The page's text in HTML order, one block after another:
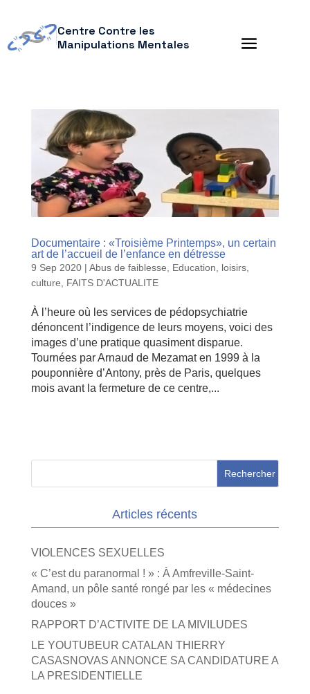
Centre Contre les
Manipulations Mentales
Documentaire : «Troisième Printemps», un certain
art de l’accueil de l’enfance en détresse
9 Sep 2020| Abus de faiblesse
Education, loisirs,
culture
FAITS D'ACTUALITE
À l’heure où les services de pédopsychiatrie
dénoncent l’indigence de leurs moyens, voici des
images d’une pratique quasiment disparue.
Tournées par Arnaud de Mezamat en 1999 à la
pouponnière d’Antony, près de Paris, quelques
mois avant la fermeture de ce centre,...
Articles récents
VIOLENCES SEXUELLES
« C’est du paranormal ! » : À Amfreville-Saint-
Amand, un pôle santé rongé par les « médecines
douces »
RAPPORT D’ACTIVITE DE LA MIVILUDES
LE YOUTUBEUR CATALAN THIERRY
CASASNOVAS ANNONCE SA CANDIDATURE A
LA PRESIDENTIELLE